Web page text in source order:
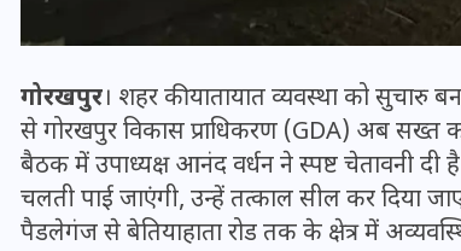
गोरखपुर। शहर की यातायात व्यवस्था को सुचारु
से गोरखपुर विकास प्राधिकरण (GDA) अब सख्त
बैठक में उपाध्यक्ष आनंद वर्धन ने स्पष्ट चेतावनी दी
चलती पाई जाएंगी, उन्हें तत्काल सील कर दिया
पैडलेगंज से बेतियाहाता रोड तक के क्षेत्र में